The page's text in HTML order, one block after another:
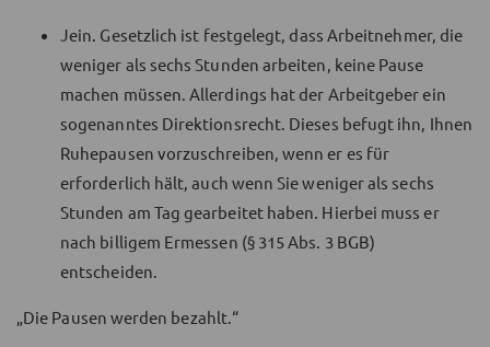
Jein. Gesetzlich ist festgelegt, dass Arbeitnehmer, die
weniger als sechs Stunden arbeiten, keine Pause
machen müssen. Allerdings hat der Arbeitgeber ein
sogenanntes Direktionsrecht. Dieses befugt ihn, Ihnen
Ruhepausen vorzuschreiben, wenn er es für
erforderlich hält, auch wenn Sie weniger als sechs
Stunden am Tag gearbeitet haben. Hierbei muss er
nach billigem Ermessen (§ 315 Abs. 3 BGB)
entscheiden.
„Die Pausen werden bezahlt.“